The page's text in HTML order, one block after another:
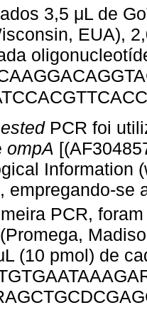
3,5 μL de
EUA),
PCR foi
ompA
Information
, empregando-se
PCR,
(10 pmol) de